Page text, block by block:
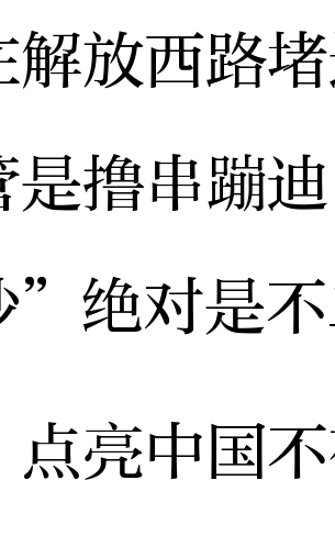
解放西路
是撸串蹦
”绝对是
中国不